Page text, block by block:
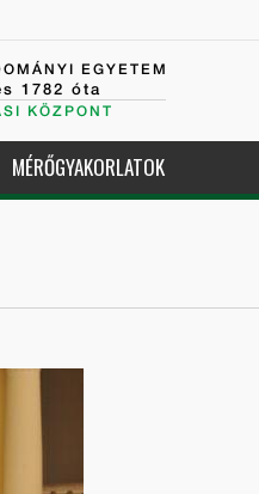
EGYETEM
1782 óta
KÖZPONT
MÉRŐGYAKORLATOK